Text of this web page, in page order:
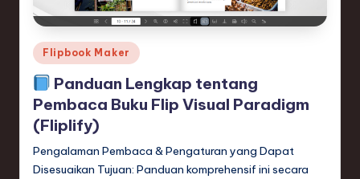
Posted
in
Flipbook Maker
Panduan Lengkap tentang
Pembaca Buku Flip Visual Paradigm
(Fliplify)
Pengalaman Pembaca & Pengaturan yang Dapat
Disesuaikan Tujuan: Panduan komprehensif ini secara